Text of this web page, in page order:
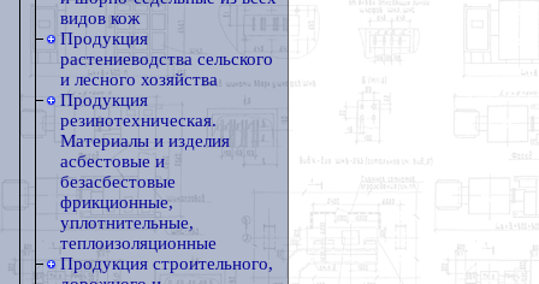
видов кож
Продукция
растениеводства сельского
и лесного хозяйства
Продукция
резинотехническая.
Материалы и изделия
асбестовые и
безасбестовые
фрикционные,
уплотнительные,
теплоизоляционные
Продукция строительного,